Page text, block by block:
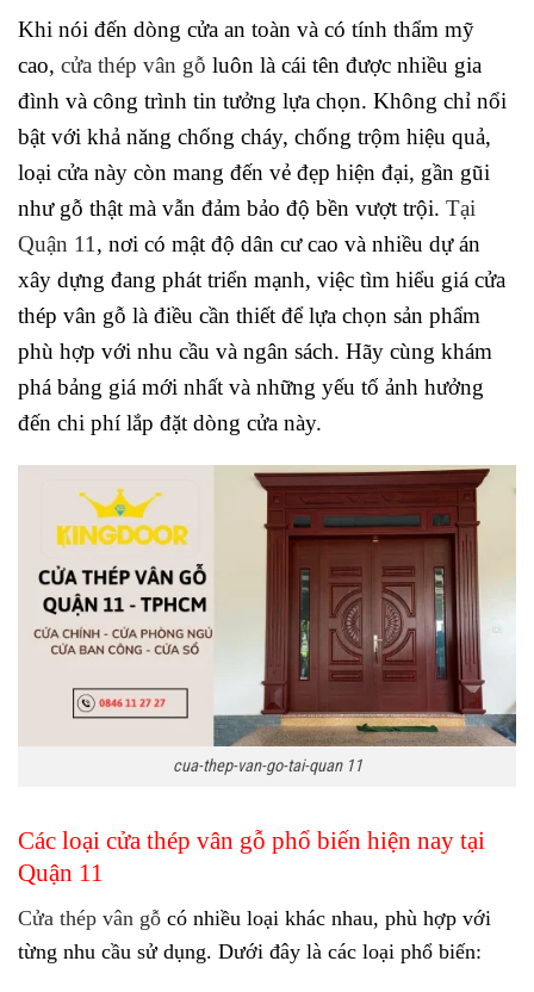
Khi nói đến dòng cửa an toàn và có tính thẩm mỹ
cao, cửa thép vân gỗ luôn là cái tên được nhiều gia
đình và công trình tin tưởng lựa chọn. Không chỉ nổi
bật với khả năng chống cháy, chống trộm hiệu quả,
loại cửa này còn mang đến vẻ đẹp hiện đại, gần gũi
như gỗ thật mà vẫn đảm bảo độ bền vượt trội. Tại
Quận 11 , nơi có mật độ dân cư cao và nhiều dự án
xây dựng đang phát triển mạnh, việc tìm hiểu giá cửa
thép vân gỗ là điều cần thiết để lựa chọn sản phẩm
phù hợp với nhu cầu và ngân sách. Hãy cùng khám
phá bảng giá mới nhất và những yếu tố ảnh hưởng
đến chi phí lắp đặt dòng cửa này.
cua-thep-van-go-tai-quan 11
Các loại cửa thép vân gỗ phổ biến hiện nay tại
Quận 11
Cửa thép vân gỗ có nhiều loại khác nhau, phù hợp với
từng nhu cầu sử dụng. Dưới đây là các loại phổ biến: